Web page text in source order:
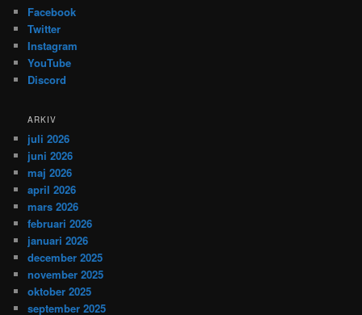
Facebook
Twitter
Instagram
YouTube
Discord
ARKIV
juli 2026
juni 2026
maj 2026
april 2026
mars 2026
februari 2026
januari 2026
december 2025
november 2025
oktober 2025
september 2025